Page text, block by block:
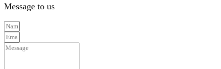
Message to us